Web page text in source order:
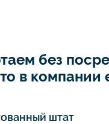
без
в компании
штат